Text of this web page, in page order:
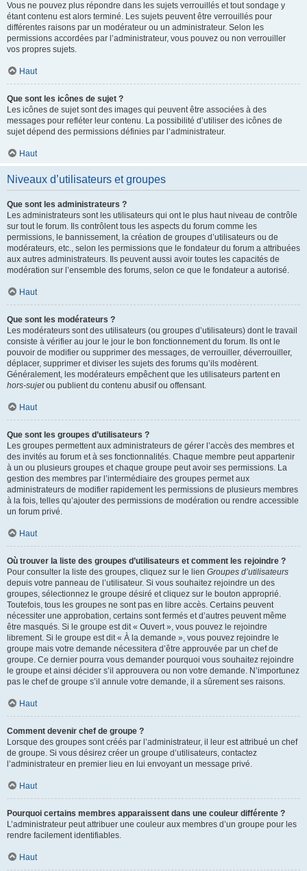
Vous ne pouvez plus répondre dans les sujets verrouillés et tout sondage y
étant contenu est alors terminé. Les sujets peuvent être verrouillés pour
différentes raisons par un modérateur ou un administrateur. Selon les
permissions accordées par l’administrateur, vous pouvez ou non verrouiller
vos propres sujets.
Haut
Que sont les icônes de sujet ?
Les icônes de sujet sont des images qui peuvent être associées à des
messages pour refléter leur contenu. La possibilité d’utiliser des icônes de
sujet dépend des permissions définies par l’administrateur.
Haut
Niveaux d’utilisateurs et groupes
Que sont les administrateurs ?
Les administrateurs sont les utilisateurs qui ont le plus haut niveau de contrôle
sur tout le forum. Ils contrôlent tous les aspects du forum comme les
permissions, le bannissement, la création de groupes d’utilisateurs ou de
modérateurs, etc., selon les permissions que le fondateur du forum a attribuées
aux autres administrateurs. Ils peuvent aussi avoir toutes les capacités de
modération sur l’ensemble des forums, selon ce que le fondateur a autorisé.
Haut
Que sont les modérateurs ?
Les modérateurs sont des utilisateurs (ou groupes d’utilisateurs) dont le travail
consiste à vérifier au jour le jour le bon fonctionnement du forum. Ils ont le
pouvoir de modifier ou supprimer des messages, de verrouiller, déverrouiller,
déplacer, supprimer et diviser les sujets des forums qu’ils modèrent.
Généralement, les modérateurs empêchent que les utilisateurs partent en
hors-sujetou publient du contenu abusif ou offensant.
Haut
Que sont les groupes d’utilisateurs ?
Les groupes permettent aux administrateurs de gérer l’accès des membres et
des invités au forum et à ses fonctionnalités. Chaque membre peut appartenir
à un ou plusieurs groupes et chaque groupe peut avoir ses permissions. La
gestion des membres par l’intermédiaire des groupes permet aux
administrateurs de modifier rapidement les permissions de plusieurs membres
à la fois, telles qu’ajouter des permissions de modération ou rendre accessible
un forum privé.
Haut
Où trouver la liste des groupes d’utilisateurs et comment les rejoindre ?
Pour consulter la liste des groupes, cliquez sur le lien Groupes d’utilisateurs
depuis votre panneau de l’utilisateur. Si vous souhaitez rejoindre un des
groupes, sélectionnez le groupe désiré et cliquez sur le bouton approprié.
Toutefois, tous les groupes ne sont pas en libre accès. Certains peuvent
nécessiter une approbation, certains sont fermés et d’autres peuvent même
être masqués. Si le groupe est dit « Ouvert », vous pouvez le rejoindre
librement. Si le groupe est dit « À la demande », vous pouvez rejoindre le
groupe mais votre demande nécessitera d’être approuvée par un chef de
groupe. Ce dernier pourra vous demander pourquoi vous souhaitez rejoindre
le groupe et ainsi décider s’il approuvera ou non votre demande. N’importunez
pas le chef de groupe s’il annule votre demande, il a sûrement ses raisons.
Haut
Comment devenir chef de groupe ?
Lorsque des groupes sont créés par l’administrateur, il leur est attribué un chef
de groupe. Si vous désirez créer un groupe d’utilisateurs, contactez
l’administrateur en premier lieu en lui envoyant un message privé.
Haut
Pourquoi certains membres apparaissent dans une couleur différente ?
L’administrateur peut attribuer une couleur aux membres d’un groupe pour les
rendre facilement identifiables.
Haut